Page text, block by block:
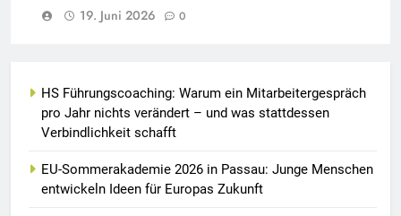
19. Juni 2026
0
HS Führungscoaching: Warum ein Mitarbeitergespräch
pro Jahr nichts verändert – und was stattdessen
Verbindlichkeit schafft
EU-Sommerakademie 2026 in Passau: Junge Menschen
entwickeln Ideen für Europas Zukunft